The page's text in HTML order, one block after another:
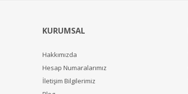
KURUMSAL
Hakkımızda
Hesap Numaralarımız
İletişim Bilgilerimiz